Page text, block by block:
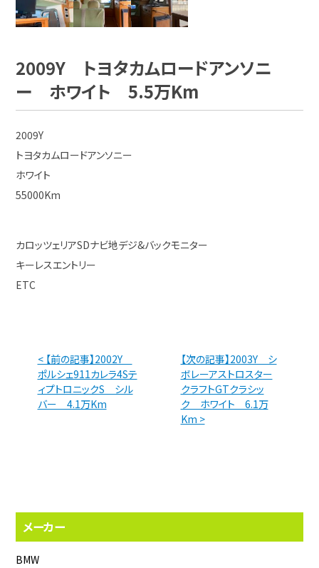
2009Y トヨタカムロードアンソニ
ー ホワイト 5.5万Km
2009Y
トヨタカムロードアンソニー
ホワイト
55000Km
カロッツェリアSDナビ地デジ&バックモニター
キーレスエントリー
ETC
< 【前の記事】2002Y
ポルシェ911カレラ4Sテ
ィプトロニックS シル
バー 4.1万Km
【次の記事】2003Y シ
ボレーアストロスター
クラフトGTクラシッ
ク ホワイト 6.1万
Km >
メーカー
BMW